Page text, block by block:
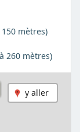
mètres)
260 mètres)
y aller